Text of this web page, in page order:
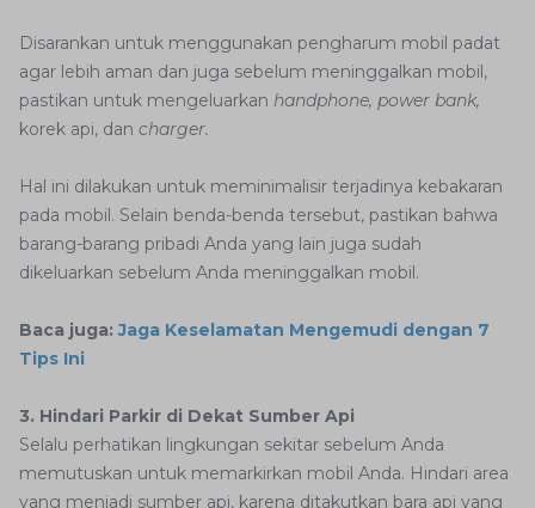
Disarankan untuk menggunakan pengharum mobil padat
agar lebih aman dan juga sebelum meninggalkan mobil,
pastikan untuk mengeluarkan handphone, power bank,
korek api, dan charger.
Hal ini dilakukan untuk meminimalisir terjadinya kebakaran
pada mobil. Selain benda-benda tersebut, pastikan bahwa
barang-barang pribadi Anda yang lain juga sudah
dikeluarkan sebelum Anda meninggalkan mobil.
Baca juga:Jaga Keselamatan Mengemudi dengan 7
Tips Ini
3. Hindari Parkir di Dekat Sumber Api
Selalu perhatikan lingkungan sekitar sebelum Anda
memutuskan untuk memarkirkan mobil Anda. Hindari area
yang menjadi sumber api, karena ditakutkan bara api yang